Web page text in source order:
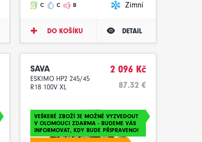
C C B Zimní
DO KOŠÍKU DETAIL
SAVA
ESKIMO HP2 245/45
R18 100V XL
2 096 Kč
87.32 €
VEŠKERÉ ZBOŽÍ JE MOŽNÉ VYZVEDOUT
V OLOMOUCI ZDARMA - BUDEME VÁS
INFORMOVAT, KDY BUDE PŘIPRAVENO!